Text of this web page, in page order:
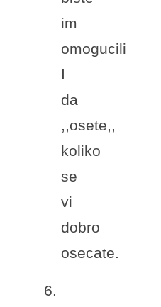
im
omogucili
I
da
,,osete,,
koliko
se
vi
dobro
osecate.
6.